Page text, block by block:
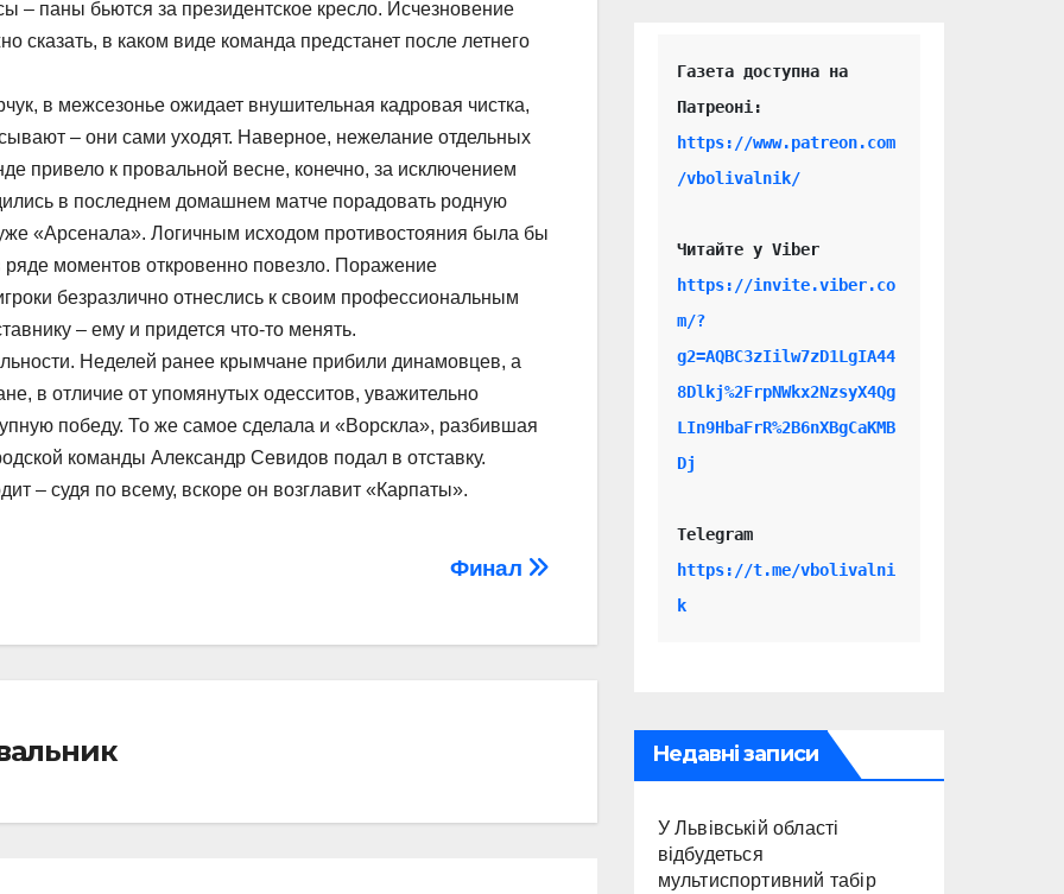
– паны бьются за президентское кресло. Исчезновение
сказать, в каком виде команда предстанет после летнего
в межсезонье ожидает внушительная кадровая чистка,
– они сами уходят. Наверное, нежелание отдельных
привело к провальной весне, конечно, за исключением
в последнем домашнем матче порадовать родную
«Арсенала». Логичным исходом противостояния была бы
моментов откровенно повезло. Поражение
безразлично отнеслись к своим профессиональным
– ему и придется что-то менять.
Неделей ранее крымчане прибили динамовцев, а
в отличие от упомянутых одесситов, уважительно
победу. То же самое сделала и «Ворскла», разбившая
команды Александр Севидов подал в отставку.
– судя по всему, вскоре он возглавит «Карпаты».
Финал
Газета доступна на
https://www.patreon.com
/vbolivalnik/
Читайте у Viber
https://invite.viber.co
m/?
g2=AQBC3zIilw7zD1LgIA44
8Dlkj%2FrpNWkx2NzsyX4Qg
LIn9HbaFrR%2B6nXBgCaKMB
Dj
Telegram
https://t.me/vbolivalni
k
Недавні записи
У Львівській області
відбудеться
мультиспортивний табір